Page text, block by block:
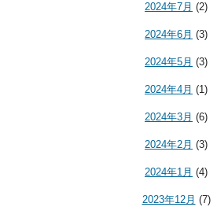
2024年7月 (2)
2024年6月 (3)
2024年5月 (3)
2024年4月 (1)
2024年3月 (6)
2024年2月 (3)
2024年1月 (4)
2023年12月 (7)